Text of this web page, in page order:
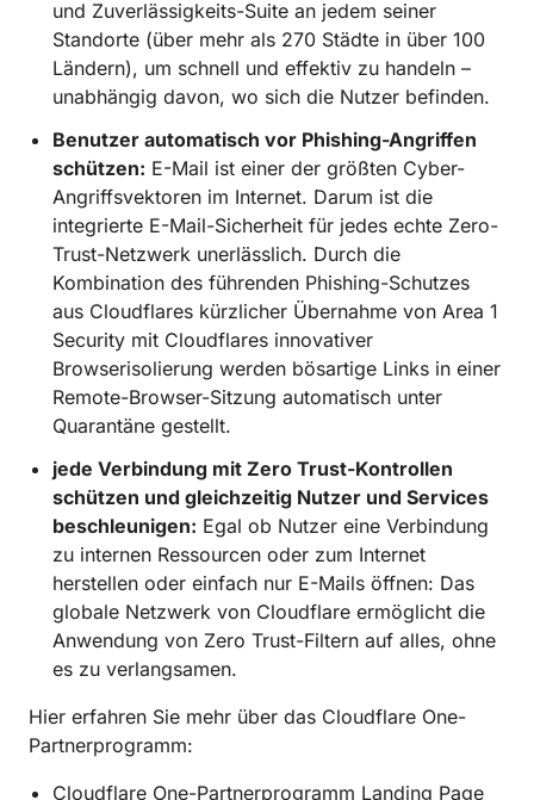
und Zuverlässigkeits-Suite an jedem seiner
Standorte (über mehr als 270 Städte in über 100
Ländern), um schnell und effektiv zu handeln –
unabhängig davon, wo sich die Nutzer befinden.
Benutzer automatisch vor Phishing-Angriffen
schützen: E-Mail ist einer der größten Cyber-
Angriffsvektoren im Internet. Darum ist die
integrierte E-Mail-Sicherheit für jedes echte Zero-
Trust-Netzwerk unerlässlich. Durch die
Kombination des führenden Phishing-Schutzes
aus Cloudflares kürzlicher Übernahme von Area 1
Security mit Cloudflares innovativer
Browserisolierung werden bösartige Links in einer
Remote-Browser-Sitzung automatisch unter
Quarantäne gestellt.
jede Verbindung mit Zero Trust-Kontrollen
schützen und gleichzeitig Nutzer und Services
beschleunigen: Egal ob Nutzer eine Verbindung
zu internen Ressourcen oder zum Internet
herstellen oder einfach nur E-Mails öffnen: Das
globale Netzwerk von Cloudflare ermöglicht die
Anwendung von Zero Trust-Filtern auf alles, ohne
es zu verlangsamen.
Hier erfahren Sie mehr über das Cloudflare One-
Partnerprogramm:
Cloudflare One-Partnerprogramm Landing Page